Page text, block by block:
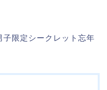
子限定シークレット忘年